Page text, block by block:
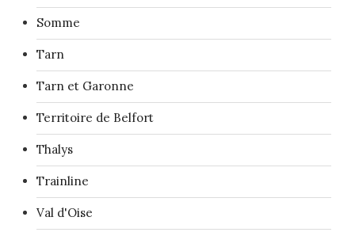
Somme
Tarn
Tarn et Garonne
Territoire de Belfort
Thalys
Trainline
Val d'Oise